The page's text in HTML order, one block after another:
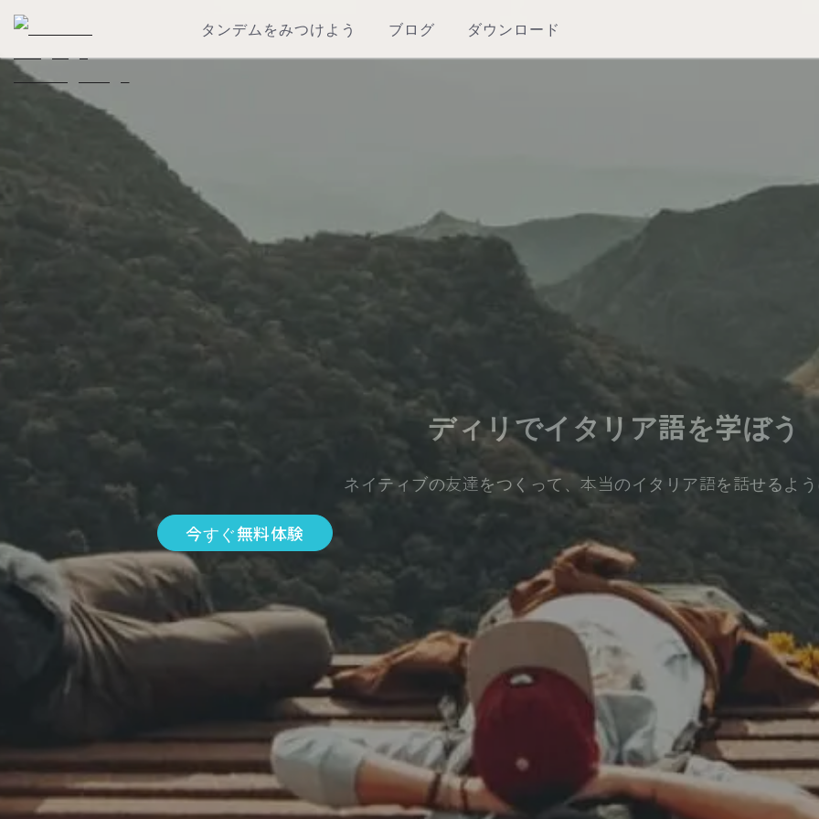
タンデムをみつけよう ブログ ダウンロード
ディリでイタリア語を学ぼう
ネイティブの友達をつくって、本当のイタリア語を話せるよ
今すぐ無料体験